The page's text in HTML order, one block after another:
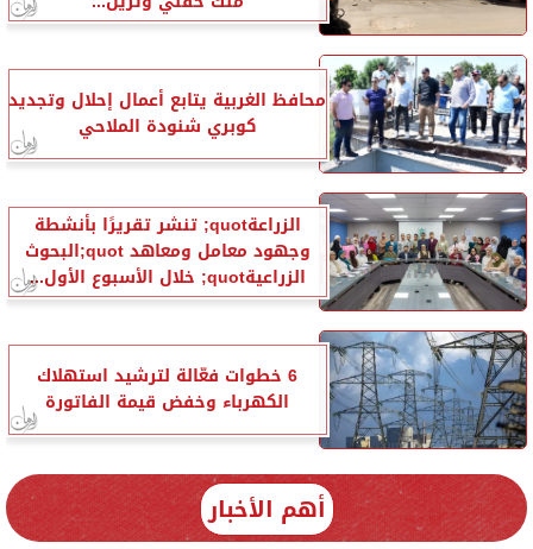
محافظ الغربية يتابع أعمال إحلال وتجديد
كوبري شنودة الملاحي
الزراعةquot; تنشر تقريرًا بأنشطة
وجهود معامل ومعاهد quot;البحوث
الزراعيةquot; خلال الأسبوع الأول...
6 خطوات فعّالة لترشيد استهلاك
الكهرباء وخفض قيمة الفاتورة
أهم الأخبار